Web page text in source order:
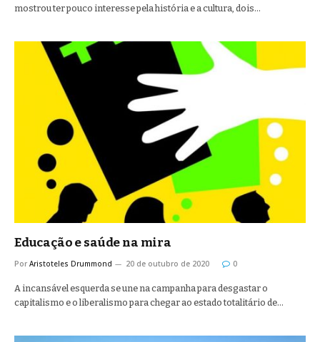
mostrou ter pouco interesse pela história e a cultura, dois…
Educação e saúde na mira
Por Aristoteles Drummond 20 de outubro de 2020 0
A incansável esquerda se une na campanha para desgastar o
capitalismo e o liberalismo para chegar ao estado totalitário de…